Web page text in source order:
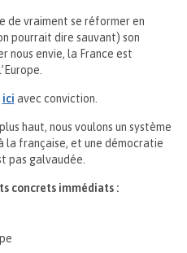
de vraiment se réformer en
pourrait dire sauvant) son
nous envie, la France est
ici avec conviction.
haut, nous voulons un système
la française, et une démocratie
pas galvaudée.
concrets immédiats :